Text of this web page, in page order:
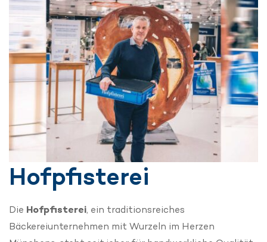
Hofpfisterei
Die Hofpfisterei, ein traditionsreiches
Bäckereiunternehmen mit Wurzeln im Herzen